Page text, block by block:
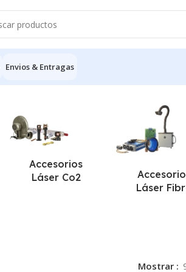
Envios & Entragas
Accesorios
Láser Co2
Láser
Mostrar